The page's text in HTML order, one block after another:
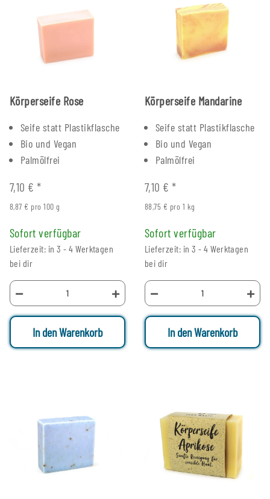
Körperseife Rose
Seife statt Plastikflasche
Bio und Vegan
Palmölfrei
7,10 €*
8,87 € pro 100 g
Sofort verfügbar
Lieferzeit: in 3 - 4 Werktagen
bei dir
In den Warenkorb
Körperseife Mandarine
Seife statt Plastikflasche
Bio und Vegan
Palmölfrei
7,10 €*
88,75 € pro 1 kg
Sofort verfügbar
Lieferzeit: in 3 - 4 Werktagen
bei dir
In den Warenkorb